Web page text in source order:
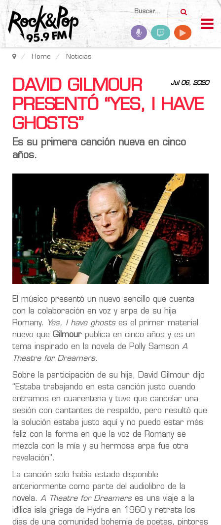
Home Noticias
Jul 06, 2020
DAVID GILMOUR
PRESENTÓ “YES, I HAVE
GHOSTS”
Es su primera canción nueva en cinco
años.
El músico presentó un nuevo sencillo que cuenta
con la colaboración en voz y arpa de su hija
Romany.
Yes, I have ghostses el primer material
nuevo que Gilmour publica en cinco años y es un
tema inspirado en la novela de Polly Samson A
Theatre for Dreamers.
Sobre la participación de su hija, David Gilmour dijo
“Estaba trabajando en esta canción justo cuando
entramos en cuarentena y tuve que cancelar una
sesión con cantantes de respaldo, pero resultó que
la solución estaba justo aquí y no puedo estar más
feliz con la forma en que la voz de Romany se
mezcla con la mía y su hermosa arpa fue otra
revelación".
La canción solo había estado disponible
anteriormente como parte del audiolibro de la
novela. A Theatre for Dreamerses una viaje a la
idílica isla griega de Hydra en 1960 y retrata los
días de una comunidad bohemia de poetas, pintores